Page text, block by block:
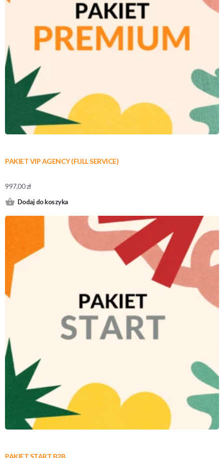
PAKIET VIP AGENCY (FULL SERVICE)
997,00zł
Dodaj do koszyka
PAKIET START B2B